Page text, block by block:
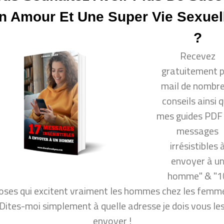
aux hommes ? comment draguer un mec ?
un homme ? ou même : comment rendre un homme
rendre un homme amoureux ? comment garder un
pensent vraiment !
au lit ?
que cette technique fonctionne
?
plus de succès en amour
vie sexuelle ?
Amour Et Une Super Vie
?
Recevez
gratuitement
mail de
conseils ainsi
mes guides
messages
irrésistibles
envoyer à un
homme" &
qui excitent vraiment les hommes chez les
Dites-moi simplement à quelle adresse je dois vous
envoyer !